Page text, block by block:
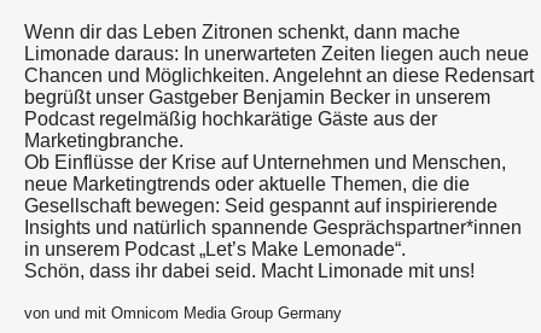
Wenn dir das Leben Zitronen schenkt, dann mache
Limonade daraus: In unerwarteten Zeiten liegen auch neue
Chancen und Möglichkeiten. Angelehnt an diese Redensart
begrüßt unser Gastgeber Benjamin Becker in unserem
Podcast regelmäßig hochkarätige Gäste aus der
Marketingbranche.
Ob Einflüsse der Krise auf Unternehmen und Menschen,
neue Marketingtrends oder aktuelle Themen, die die
Gesellschaft bewegen: Seid gespannt auf inspirierende
Insights und natürlich spannende Gesprächspartner*innen
in unserem Podcast „Let’s Make Lemonade“.
Schön, dass ihr dabei seid. Macht Limonade mit uns!
von und mit Omnicom Media Group Germany